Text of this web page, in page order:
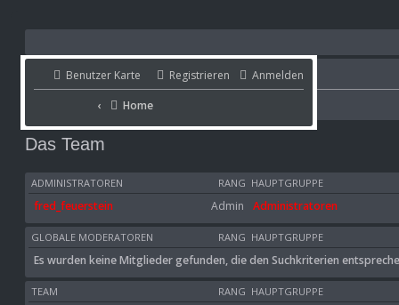
Benutzer Karte Anmelden
Registrieren
Portal
Home
Benutzer Karte
Home
Das Team
RANG
ADMINISTRATOREN HAUPTGRUPPE
Admin
fred_feuerstein Administratoren
RANG
GLOBALE MODERATOREN HAUPTGRUPPE
Es wurden keine Mitglieder gefunden, die den Suchkriterien
RANG
TEAM HAUPTGRUPPE